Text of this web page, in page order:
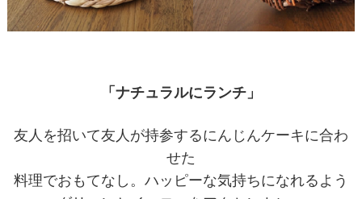
「ナチュラルにランチ」
友人を招いて友人が持参するにんじんケーキに合わ
せた
料理でおもてなし。ハッピーな気持ちになれるよう